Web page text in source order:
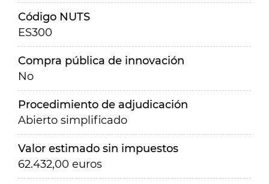
Código NUTS
ES300
Compra pública de innovación
No
Procedimiento de adjudicación
Abierto simplificado
Valor estimado sin impuestos
62.432,00 euros